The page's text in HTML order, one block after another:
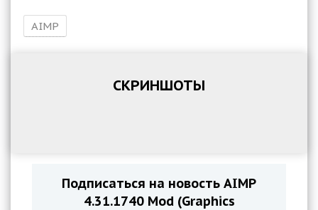
AIMP
СКРИНШОТЫ
Подписаться на новость AIMP
4.31.1740 Mod (Graphics